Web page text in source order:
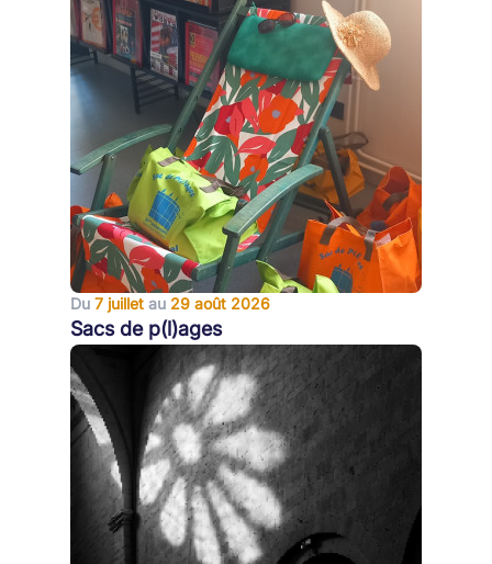
Du 7 juillet au 29 août 2026
Sacs de p(l)ages